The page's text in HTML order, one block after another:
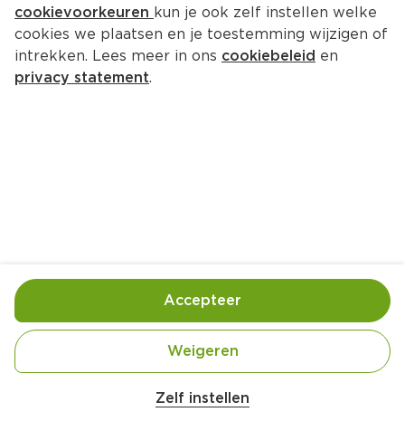
Alpina Ice cream bowl
Per Stuk 1 st
Over onze prijs- en productinformatie
cookievoorkeuren kun je ook zelf instellen welke
cookies we plaatsen en je toestemming wijzigen of
intrekken. Lees meer in ons cookiebeleid en
privacy statement.
Zelf instellen
Weigeren
Accepteer